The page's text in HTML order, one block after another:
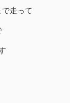
走って